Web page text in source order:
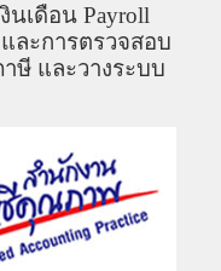
เดือน Payroll
ละการตรวจสอบ
ษี และวางระบบ